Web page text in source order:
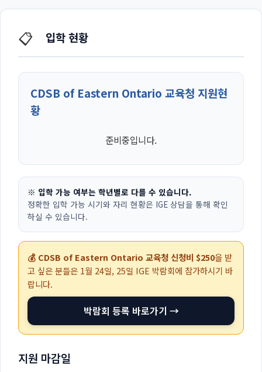
📋 입학 현황
CDSB of Eastern Ontario 교육청 지원현
황
준비중입니다.
※ 입학 가능 여부는 학년별로 다를 수 있습니다.
정확한 입학 가능 시기와 자리 현황은 IGE 상담을 통해 확인
하실 수 있습니다.
💰 CDSB of Eastern Ontario 교육청 신청비 $250을 받
고 싶은 분들은 1월 24일, 25일 IGE 박람회에 참가하시기 바
랍니다.
박람회 등록 바로가기 →
지원 마감일